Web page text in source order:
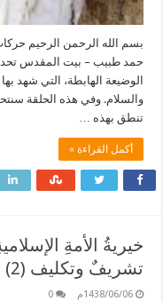
حمد طبيب – بيت المقدس
الوضيعة الهابطة، التي شهد
والسلام. وفي هذه الحلقة
تنطق بهذه …
أكمل القراءة »
خيريةُ الأمةِ
تشريفٌ وتكليف (2)
1438/06/06م 0